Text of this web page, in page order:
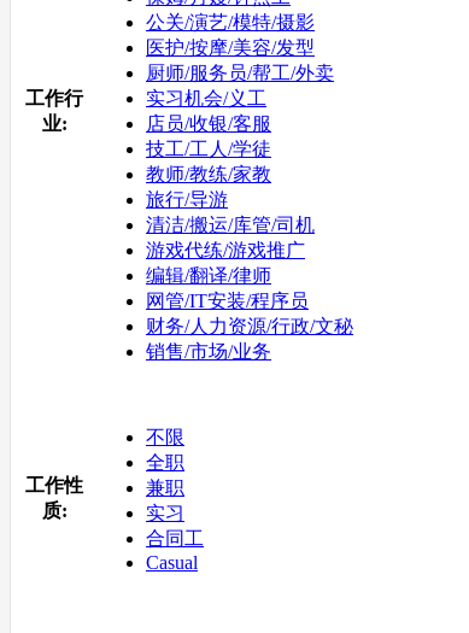
工作行
业:
公关/演艺/模特/摄影
医护/按摩/美容/发型
厨师/服务员/帮工/外卖
实习机会/义工
店员/收银/客服
技工/工人/学徒
教师/教练/家教
旅行/导游
清洁/搬运/库管/司机
游戏代练/游戏推广
编辑/翻译/律师
网管/IT安装/程序员
财务/人力资源/行政/文秘
销售/市场/业务
工作性
质:
不限
全职
兼职
实习
合同工
Casual